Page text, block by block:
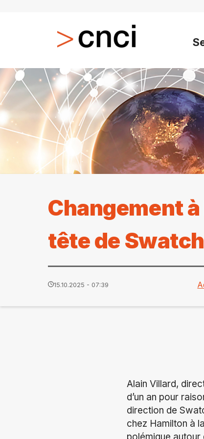
Changement à
tête de Swatch
15.10.2025 - 07:39
Alain Villard,
d’un an pour
direction de
chez Hamilton à
polémique autour